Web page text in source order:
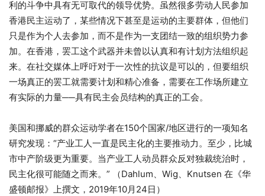
利的斗争中具有无可取代的领导优势。虽然很多劳动人民参加
香港民主运动了，某些情况下甚至是运动的主要群体，但他们
只是作为个人去参加，而不是作为一支团结一致的组织势力参
加。在香港，罢工这个武器并未曾以认真和有计划方法组织起
来。在社交媒体上呼吁对于一次性的抗议是可以的，但要组织
一场真正的罢工就需要计划和精心准备，需要在工作场所建立
有实际的力量──具有民主会员结构的真正的工会。
美国和挪威的群众运动学者在150个国家/地区进行的一项知名
研究发现：“产业工人一直是民主化的主要推动力。至少，比城
市中产阶级更为重要。当产业工人动员群众反对独裁统治时，
民主化很可能随之而来。” （Dahlum、Wig、Knutsen 在《华
盛顿邮报》上撰文，2019年10月24日）